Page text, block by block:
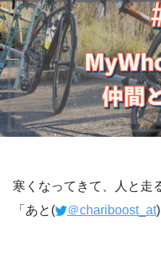
寒くなってきて、人と走
「あと(
＠chariboost_at